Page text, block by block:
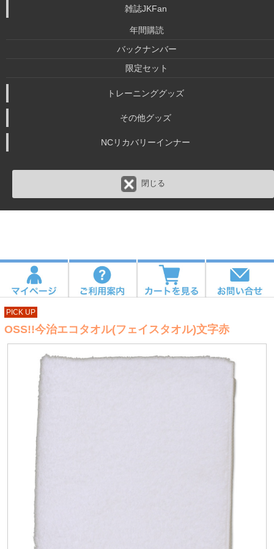
雑誌JKFan
年間購読
バックナンバー
限定セット
トレーニンググッズ
その他グッズ
NCリカバリーインナー
閉じる
PICK UP
OSS!!今治エコタオル(フェイスタオル)文字赤